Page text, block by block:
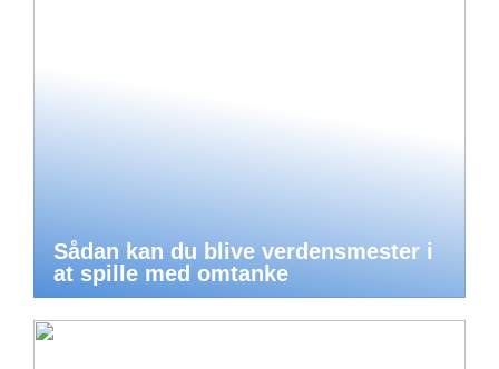
Sådan kan du blive verdensmester i
at spille med omtanke